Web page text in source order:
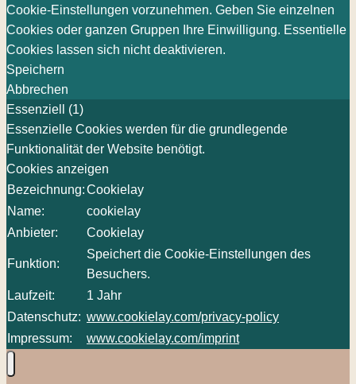
Cookie-Einstellungen vorzunehmen. Geben Sie einzelnen
Cookies oder ganzen Gruppen Ihre Einwilligung. Essentielle
Cookies lassen sich nicht deaktivieren.
Speichern
Abbrechen
Essenziell (1)
Essenzielle Cookies werden für die grundlegende
Funktionalität der Website benötigt.
Cookies anzeigen
Bezeichnung:Cookielay
Name:
cookielay
Anbieter:
Cookielay
Funktion:
Speichert die Cookie-Einstellungen des
Besuchers.
Laufzeit:
1 Jahr
Datenschutz: www.cookielay.com/privacy-policy
Impressum:
www.cookielay.com/imprint